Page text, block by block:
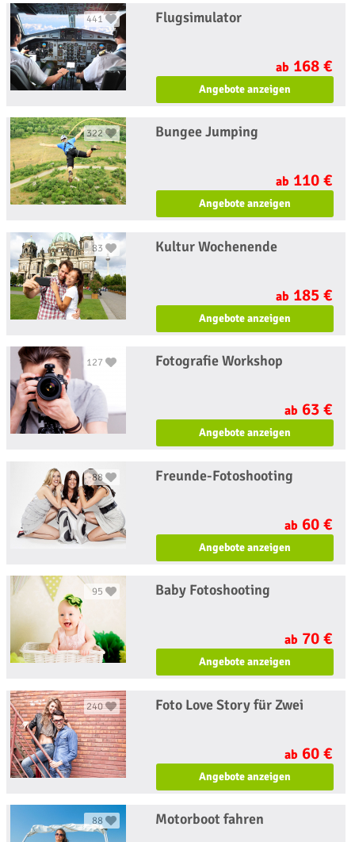
441 Flugsimulator
ab 168 €
Angebote anzeigen
322 Bungee Jumping
ab 110 €
Angebote anzeigen
83 Kultur Wochenende
ab 185 €
Angebote anzeigen
127 Fotografie Workshop
ab 63 €
Angebote anzeigen
88 Freunde-Fotoshooting
ab 60 €
Angebote anzeigen
95 Baby Fotoshooting
ab 70 €
Angebote anzeigen
240 Foto Love Story für Zwei
ab 60 €
Angebote anzeigen
88 Motorboot fahren